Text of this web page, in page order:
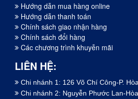
Hướng dẫn mua hàng online
Hướng dẫn thanh toán
Chính sách giao nhận hàng
Chính sách đổi hàng
Các chương trình khuyễn mãi
LIÊN HỆ:
Chi nhánh 1: 126 Võ Chí Công-P.
Chi nhánh 2: Nguyễn Phước Lan-